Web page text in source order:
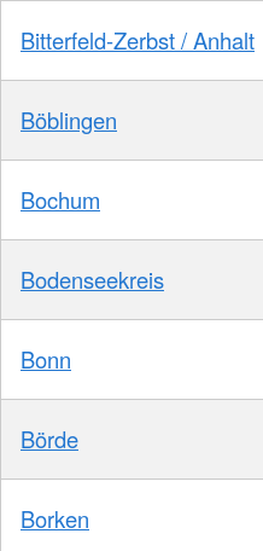
Bitterfeld-Zerbst / Anhalt
Böblingen
Bochum
Bodenseekreis
Bonn
Börde
Borken